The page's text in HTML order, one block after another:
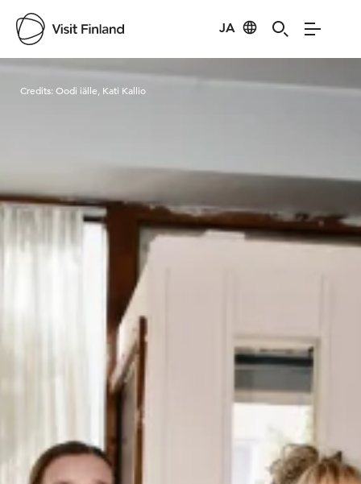
JA
Visit Finland
Credits: Oodi iälle, Kati Kallio